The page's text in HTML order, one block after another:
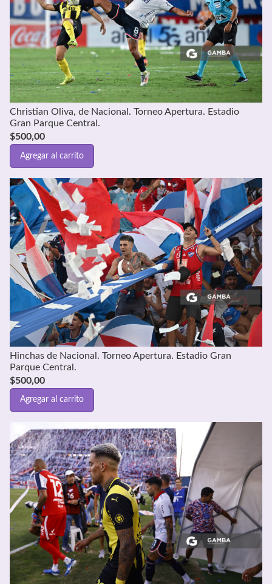
Christian Oliva, de Nacional. Torneo Apertura. Estadio
Gran Parque Central.
$500,00
Agregar al carrito
Hinchas de Nacional. Torneo Apertura. Estadio Gran
Parque Central.
$500,00
Agregar al carrito